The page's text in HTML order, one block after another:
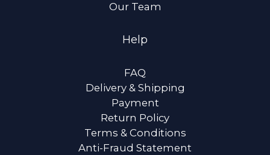
Our Team
Help
FAQ
Delivery & Shipping
Payment
Return Policy
Terms & Conditions
Anti-Fraud Statement